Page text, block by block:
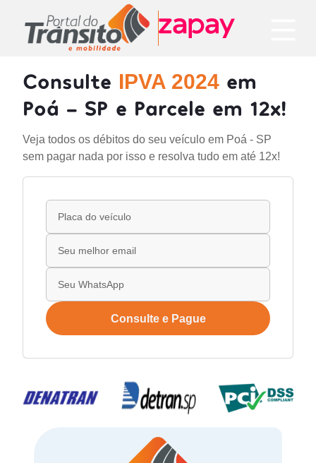
Consulte IPVA 2024 em
Poá - SP e Parcele em 12x!
Veja todos os débitos do seu veículo em Poá - SP
sem pagar nada por isso e resolva tudo em até 12x!
Consulte e Pague